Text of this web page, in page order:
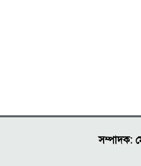
সম্পাদক: